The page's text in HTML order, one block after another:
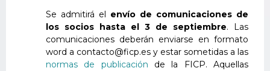
Se admitirá el envío de comunicaciones de
los socios hasta el 3 de septiembre. Las
comunicaciones deberán enviarse en formato
word a contacto@ficp.es y estar sometidas a las
normas de publicación de la FICP. Aquellas